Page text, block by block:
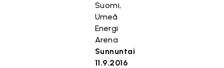
Suomi,
Umeå
Energi
Arena
Sunnuntai
11.9.2016